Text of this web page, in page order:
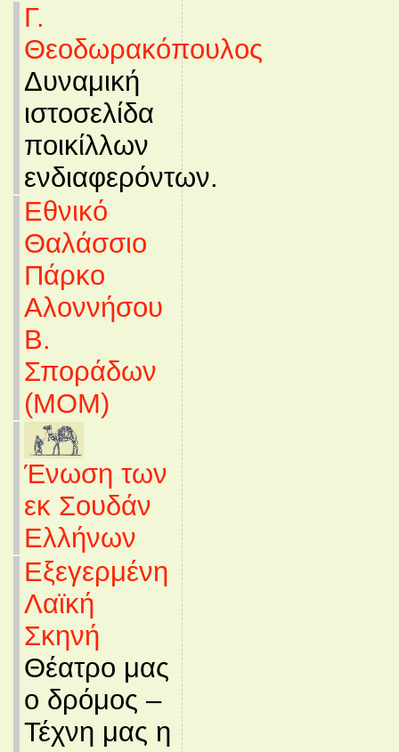
Γ.
Θεοδωρακόπουλος
Δυναμική
ιστοσελίδα
ποικίλλων
ενδιαφερόντων.
Εθνικό
Θαλάσσιο
Πάρκο
Αλοννήσου
Β.
Σποράδων
(MOM)
Ένωση των
εκ Σουδάν
Ελλήνων
Εξεγερμένη
Λαϊκή
Σκηνή
Θέατρο μας
ο δρόμος –
Τέχνη μας η